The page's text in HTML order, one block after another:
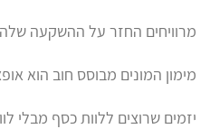
מרוויחים החזר על ההשקעה
מימון המונים מבוסס חוב הוא
יזמים שרוצים ללוות כסף מבלי